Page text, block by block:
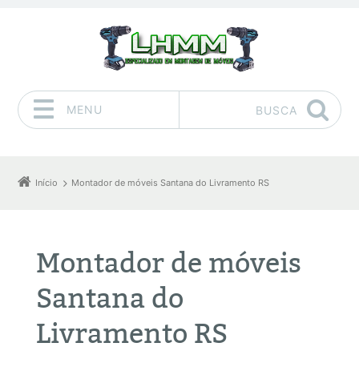
MENU BUSCA
Início Montador de móveis Santana do Livramento RS
Montador de móveis
Santana do
Livramento RS